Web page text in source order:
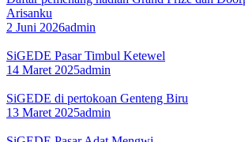
Arisanku
2 Juni 2026admin
SiGEDE Pasar Timbul Ketewel
14 Maret 2025admin
SiGEDE di pertokoan Genteng Biru
13 Maret 2025admin